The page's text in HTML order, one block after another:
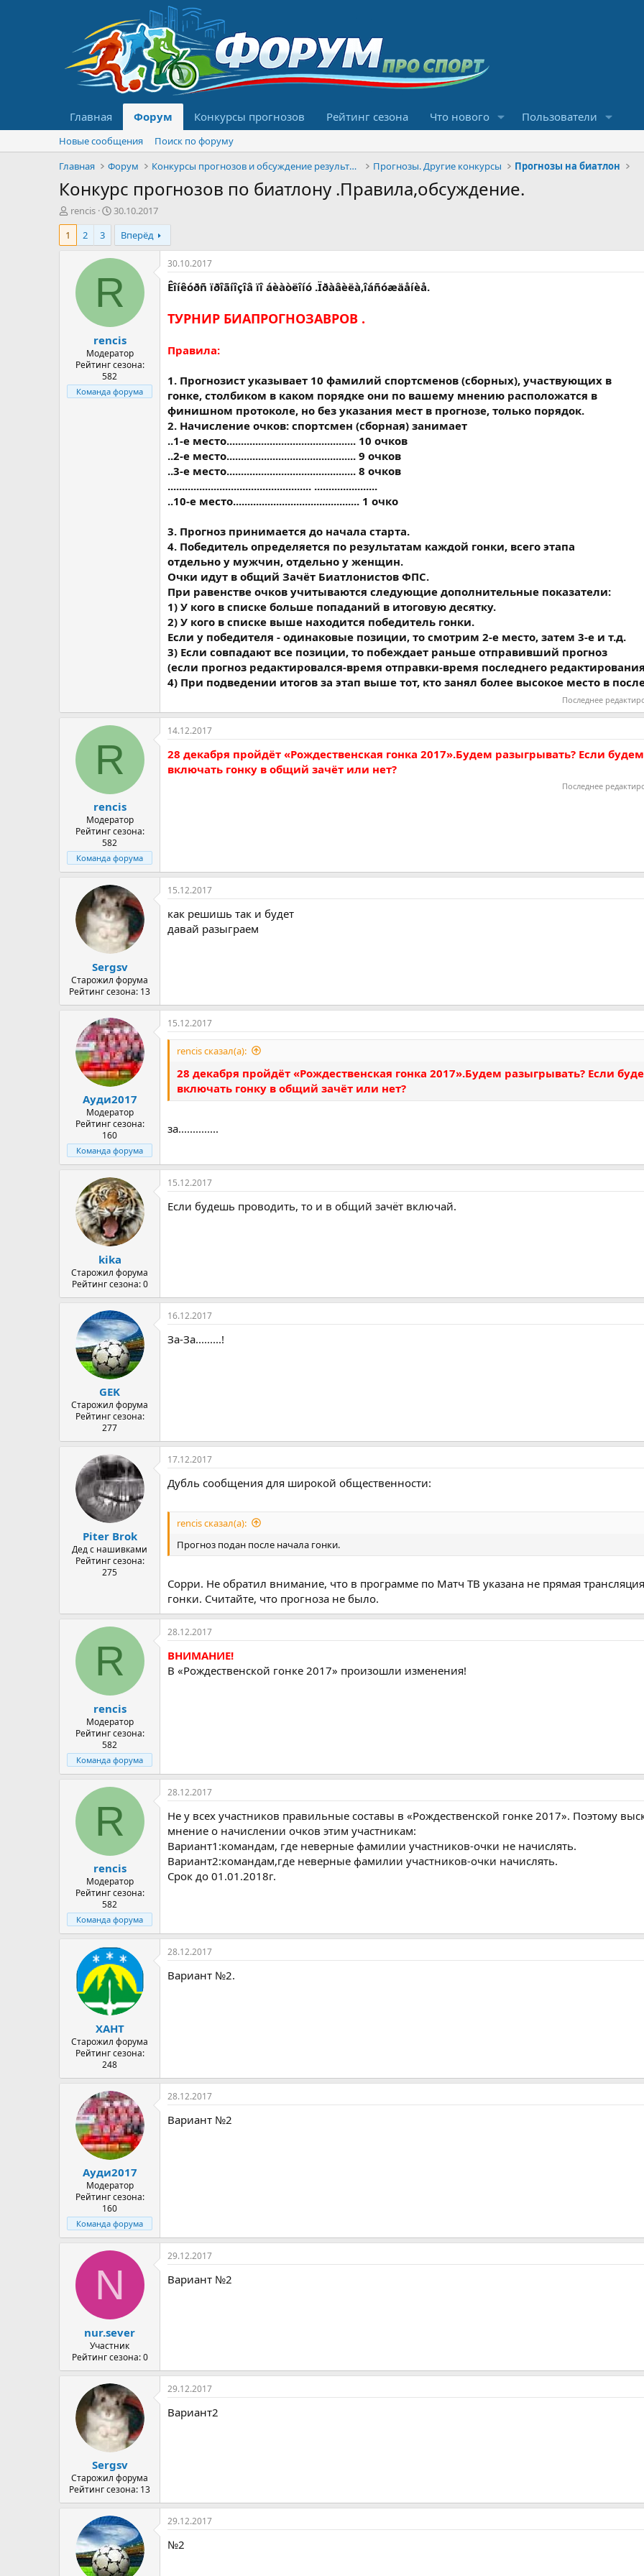
Главная Форум Конкурсы прогнозов Рейтинг сезона Что нового Пользователи
Новые сообщения
Поиск по форуму
Главная
Форум Конкурсы прогнозов и обсуждение результатов Прогнозы. Другие конкурсы Прогнозы на биатлон
Конкурс прогнозов по биатлону .Правила,обсуждение.
А
в
о
м
rencis
Д
а
а
н
ч
а
а
30.10.2017
1
2 3 Вперёд
R
rencis
Модератор
Рейтинг сезона:
582
Команда форума
30.10.2017
Êîíêóðñ ïðîãíîçîâ ïî áèàòëîíó .Ïðàâèëà,îáñóæäåíèå.
ТУРНИР БИАПРОГНОЗАВРОВ .
Правила:
1. Прогнозист указывает 10 фамилий спортсменов (сборных), участвующих в
гонке, столбиком в каком порядке они по вашему мнению расположатся в
финишном протоколе, но без указания мест в прогнозе, только порядок.
2. Начисление очков: спортсмен (сборная) занимает
..1-е место............................................. 10 очков
..2-е место............................................. 9 очков
..3-е место............................................. 8 очков
.................................................. ......................
..10-е место............................................ 1 очко
3. Прогноз принимается до начала старта.
4. Победитель определяется по результатам каждой гонки, всего этапа
отдельно у мужчин, отдельно у женщин.
Очки идут в общий Зачёт Биатлонистов ФПС.
При равенстве очков учитываются следующие дополнительные показатели:
1) У кого в списке больше попаданий в итоговую десятку.
2) У кого в списке выше находится победитель гонки.
Если у победителя - одинаковые позиции, то смотрим 2-е место, затем 3-е и т.д.
3) Если совпадают все позиции, то побеждает раньше отправивший прогноз
(если прогноз редактировался-время отправки-время последнего
4) При подведении итогов за этап выше тот, кто занял более высокое место в
Последнее
R
rencis
Модератор
Рейтинг сезона:
582
Команда форума
14.12.2017
28 декабря пройдёт «Рождественская гонка 2017».Будем разыгрывать? Если
включать гонку в общий зачёт или нет?
Последнее
Sergsv
Старожил форума
Рейтинг сезона: 13
15.12.2017
как решишь так и будет
давай разыграем
Ауди2017
Модератор
Рейтинг сезона:
160
Команда форума
15.12.2017
rencis сказал(а):
28 декабря пройдёт «Рождественская гонка 2017».Будем разыгрывать? Если
включать гонку в общий зачёт или нет?
за..............
kika
Старожил форума
Рейтинг сезона: 0
15.12.2017
Если будешь проводить, то и в общий зачёт включай.
GEK
Старожил форума
Рейтинг сезона:
277
16.12.2017
За-За.........!
Piter Brok
Дед с нашивками
Рейтинг сезона:
275
17.12.2017
Дубль сообщения для широкой общественности:
rencis сказал(а):
Прогноз подан после начала гонки.
Сорри. Не обратил внимание, что в программе по Матч ТВ указана не прямая
гонки. Считайте, что прогноза не было.
R
rencis
Модератор
Рейтинг сезона:
582
Команда форума
28.12.2017
ВНИМАНИЕ!
В «Рождественской гонке 2017» произошли изменения!
R
rencis
Модератор
Рейтинг сезона:
582
Команда форума
28.12.2017
Не у всех участников правильные составы в «Рождественской гонке 2017». Поэтому
мнение о начислении очков этим участникам:
Вариант1:командам, где неверные фамилии участников-очки не начислять.
Вариант2:командам,где неверные фамилии участников-очки начислять.
Срок до 01.01.2018г.
ХАНТ
Старожил форума
Рейтинг сезона:
248
28.12.2017
Вариант №2.
Ауди2017
Модератор
Рейтинг сезона:
160
Команда форума
28.12.2017
Вариант №2
N
nur.sever
Участник
Рейтинг сезона: 0
29.12.2017
Вариант №2
Sergsv
Старожил форума
Рейтинг сезона: 13
29.12.2017
Вариант2
29.12.2017
№2